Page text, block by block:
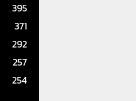
395
371
292
257
254